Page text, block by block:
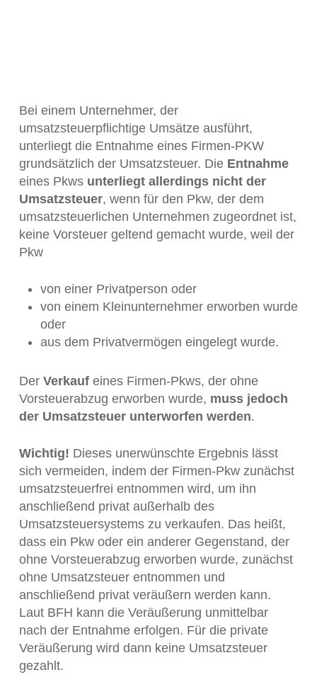
Bei einem Unternehmer, der
umsatzsteuerpflichtige Umsätze ausführt,
unterliegt die Entnahme eines Firmen-PKW
grundsätzlich der Umsatzsteuer. Die Entnahme
eines Pkws unterliegt allerdings nicht der
Umsatzsteuer, wenn für den Pkw, der dem
umsatzsteuerlichen Unternehmen zugeordnet ist,
keine Vorsteuer geltend gemacht wurde, weil der
Pkw
von einer Privatperson oder
von einem Kleinunternehmer erworben wurde
oder
aus dem Privatvermögen eingelegt wurde.
Der Verkaufeines Firmen-Pkws, der ohne
Vorsteuerabzug erworben wurde, muss jedoch
der Umsatzsteuer unterworfen werden.
Wichtig! Dieses unerwünschte Ergebnis lässt
sich vermeiden, indem der Firmen-Pkw zunächst
umsatzsteuerfrei entnommen wird, um ihn
anschließend privat außerhalb des
Umsatzsteuersystems zu verkaufen. Das heißt,
dass ein Pkw oder ein anderer Gegenstand, der
ohne Vorsteuerabzug erworben wurde, zunächst
ohne Umsatzsteuer entnommen und
anschließend privat veräußern werden kann.
Laut BFH kann die Veräußerung unmittelbar
nach der Entnahme erfolgen. Für die private
Veräußerung wird dann keine Umsatzsteuer
gezahlt.